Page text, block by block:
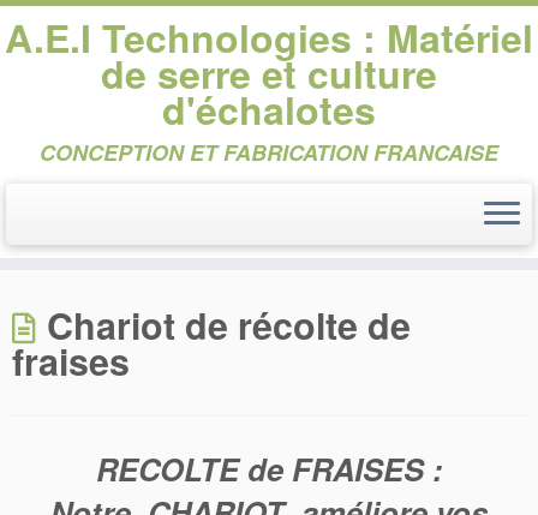
au
contenu
A.E.I Technologies : Matériel
de serre et culture
d'échalotes
CONCEPTION ET FABRICATION FRANCAISE
Chariot de récolte de
fraises
RECOLTE de FRAISES :